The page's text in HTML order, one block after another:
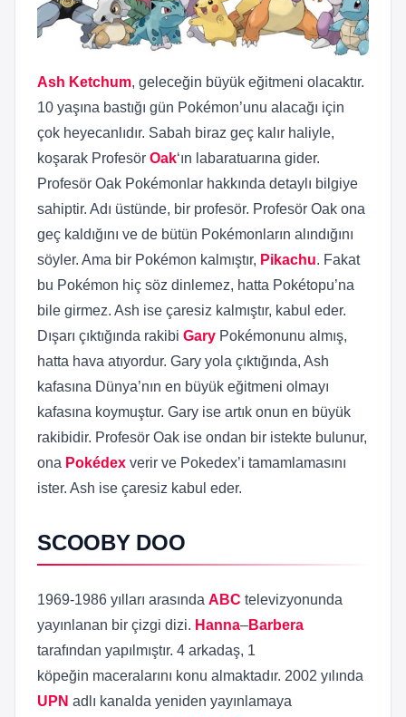
Ash Ketchum, geleceğin büyük eğitmeni olacaktır.
10 yaşına bastığı gün Pokémon’unu alacağı için
çok heyecanlıdır. Sabah biraz geç kalır haliyle,
koşarak Profesör Oak‘ın labaratuarına gider.
Profesör Oak Pokémonlar hakkında detaylı bilgiye
sahiptir. Adı üstünde, bir profesör. Profesör Oak ona
geç kaldığını ve de bütün Pokémonların alındığını
söyler. Ama bir Pokémon kalmıştır, Pikachu. Fakat
bu Pokémon hiç söz dinlemez, hatta Pokétopu’na
bile girmez. Ash ise çaresiz kalmıştır, kabul eder.
Dışarı çıktığında rakibi Gary Pokémonunu almış,
hatta hava atıyordur. Gary yola çıktığında, Ash
kafasına Dünya’nın en büyük eğitmeni olmayı
kafasına koymuştur. Gary ise artık onun en büyük
rakibidir. Profesör Oak ise ondan bir istekte bulunur,
ona Pokédex verir ve Pokedex’i tamamlamasını
ister. Ash ise çaresiz kabul eder.
SCOOBY DOO
1969-1986 yılları arasında ABC televizyonunda
yayınlanan bir çizgi dizi. Hanna–Barbera
tarafından yapılmıştır. 4 arkadaş, 1
köpeğin maceralarını konu almaktadır. 2002 yılında
UPN adlı kanalda yeniden yayınlamaya